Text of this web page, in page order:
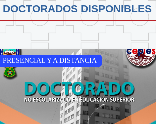
DOCTORADOS DISPONIBLES
PRESENCIAL Y A DISTANCIA